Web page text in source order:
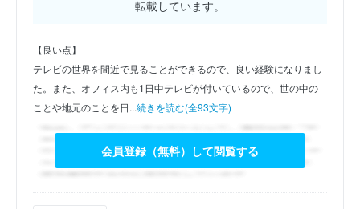
転載しています。
【良い点】
テレビの世界を間近で見ることができるので、良い経験になりまし
た。また、オフィス内も1日中テレビが付いているので、世の中の
ことや地元のことを日...続きを読む(全93文字)
会員登録（無料）して閲覧する